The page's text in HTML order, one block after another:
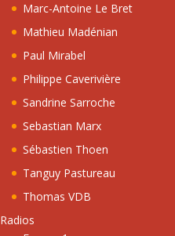
Marc-Antoine Le Bret
Mathieu Madénian
Paul Mirabel
Philippe Caverivière
Sandrine Sarroche
Sebastian Marx
Sébastien Thoen
Tanguy Pastureau
Thomas VDB
Radios